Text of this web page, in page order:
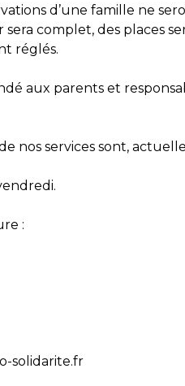
d’une famille ne
complet, des places
réglés.
aux parents et
nos services sont,
:
solidarite.fr